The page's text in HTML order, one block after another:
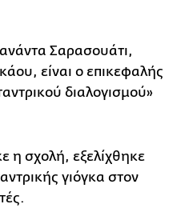
Σαρασουάτι,
είναι ο επικεφαλής
διαλογισμού»
η σχολή, εξελίχθηκε
γιόγκα στον